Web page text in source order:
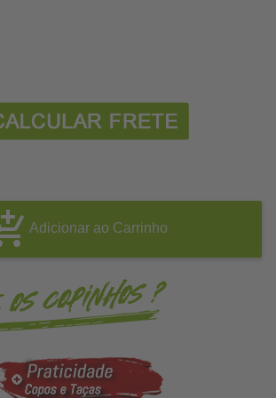
Adicionar ao Carrinho